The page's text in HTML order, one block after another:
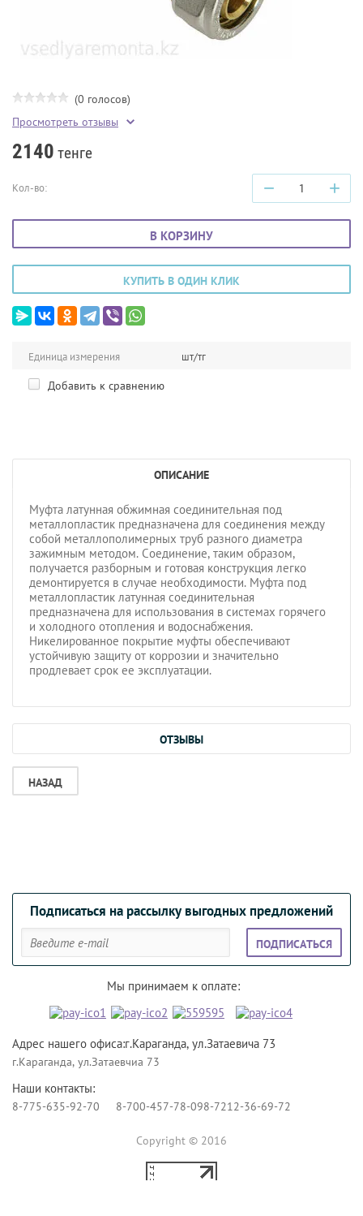
(0 голосов)
Просмотреть отзывы
2140 тенге
Кол-во: − +
В КОРЗИНУ
КУПИТЬ В ОДИН КЛИК
Единица измерения шт/тг
Добавить к сравнению
ОПИСАНИЕ
Муфта латунная обжимная соединительная под
металлопластик предназначена для соединения между
собой металлополимерных труб разного диаметра
зажимным методом. Соединение, таким образом,
получается разборным и готовая конструкция легко
демонтируется в случае необходимости. Муфта под
металлопластик латунная соединительная
предназначена для использования в системах горячего
и холодного отопления и водоснабжения.
Никелированное покрытие муфты обеспечивают
устойчивую защиту от коррозии и значительно
продлевает срок ее эксплуатации.
ОТЗЫВЫ
НАЗАД
Подписаться на рассылку выгодных предложений
ПОДПИСАТЬСЯ
Мы принимаем к оплате:
Адрес нашего офиса:г.Караганда, ул.Затаевича 73
г.Караганда, ул.Затаевчиа 73
Наши контакты:
8-775-635-92-70 8-700-457-78-098-7212-36-69-72
Copyright © 2016